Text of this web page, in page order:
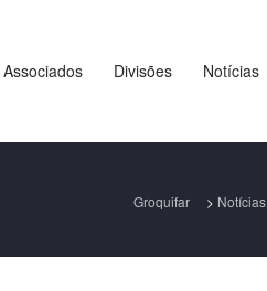
Associados Divisões Notícias
Groquifar > Notícias